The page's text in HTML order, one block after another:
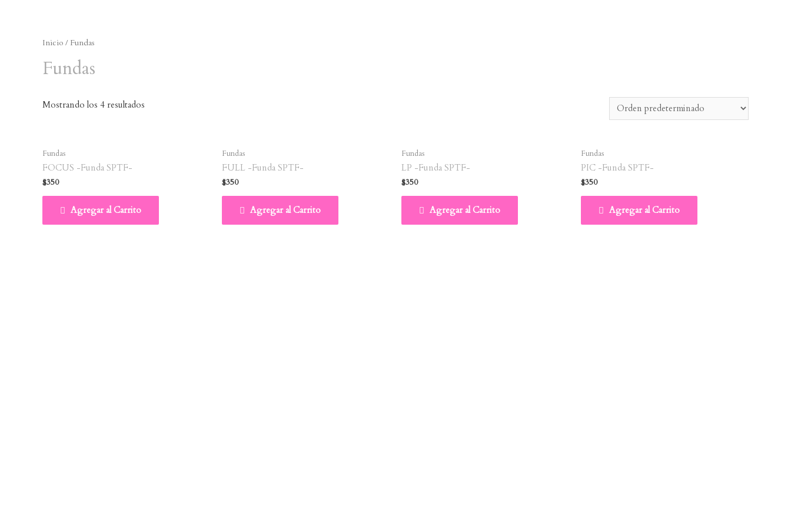
Inicio / Fundas
Fundas
Mostrando los 4 resultados
Fundas
FOCUS -Funda SPTF-
$350
Agregar al Carrito
Fundas
FULL -Funda SPTF-
$350
Agregar al Carrito
Fundas
LP -Funda SPTF-
$350
Agregar al Carrito
Fundas
PIC -Funda SPTF-
$350
Agregar al Carrito